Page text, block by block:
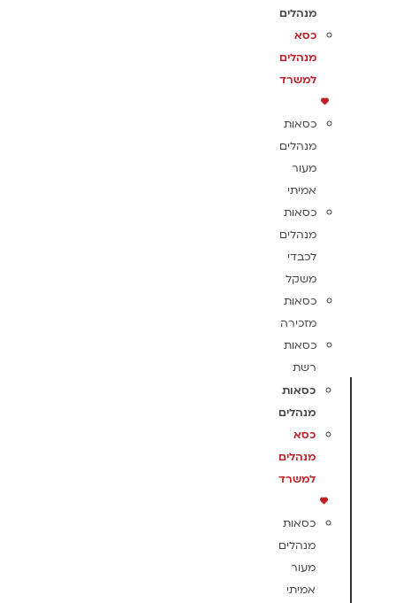
מנהלים
כסא
מנהלים
למשרד
כסאות
מנהלים
מעור
אמיתי
כסאות
מנהלים
לכבדי
משקל
כסאות
מזכירה
כסאות
רשת
כסאות
מנהלים
כסא
מנהלים
למשרד
כסאות
מנהלים
מעור
אמיתי